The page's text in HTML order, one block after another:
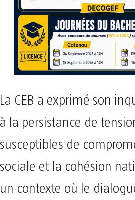
La CEB a exprimé son
à la persistance de
susceptibles de
sociale et la cohésion
un contexte où le